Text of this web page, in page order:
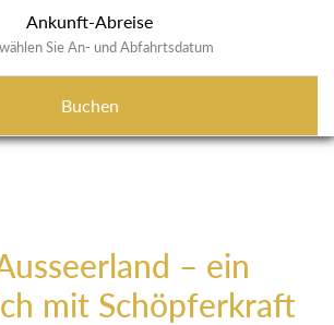
Ankunft-Abreise
Sie An- und Abfahrtsdatum
Buchen
– ein
mit Schöpferkraft